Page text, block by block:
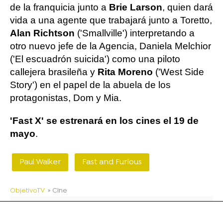
de la franquicia junto a Brie Larson, quien dará
vida a una agente que trabajará junto a Toretto,
Alan Richtson ('Smallville') interpretando a
otro nuevo jefe de la Agencia, Daniela Melchior
('El escuadrón suicida') como una piloto
callejera brasileña y Rita Moreno ('West Side
Story') en el papel de la abuela de los
protagonistas, Dom y Mia.
'Fast X' se estrenará en los cines el 19 de
mayo.
Paul Walker Fast and Furious
ObjetivoTV » Cine